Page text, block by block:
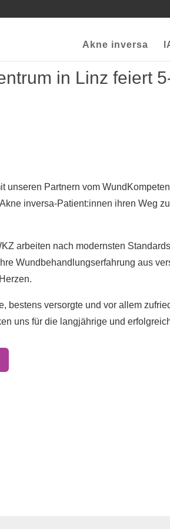
Akne inversa
in Linz feiert
unseren Partnern vom
inversa-Patient:innen ihren Weg
arbeiten nach modernsten
Wundbehandlungserfahrung aus
bestens versorgte und vor allem
uns für die langjährige und